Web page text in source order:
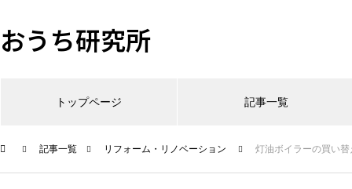
おうち研究所
トップページ 記事一覧
記事一覧 リフォーム・リノベーション 灯油ボイラーの買い